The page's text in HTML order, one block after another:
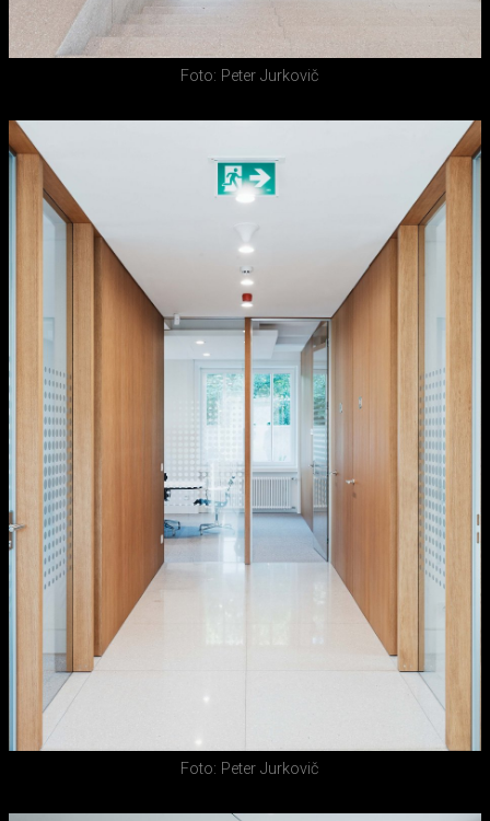
Foto: Peter Jurkovič
Foto: Peter Jurkovič